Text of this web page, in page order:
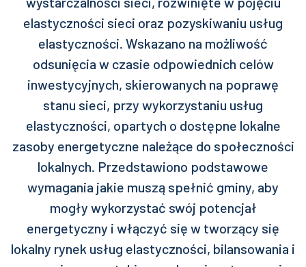
elastyczności sieci oraz pozyskiwaniu usług
elastyczności. Wskazano na możliwość
odsunięcia w czasie odpowiednich celów
inwestycyjnych, skierowanych na poprawę
stanu sieci, przy wykorzystaniu usług
elastyczności, opartych o dostępne lokalne
zasoby energetyczne należące do społeczności
lokalnych. Przedstawiono podstawowe
wymagania jakie muszą spełnić gminy, aby
mogły wykorzystać swój potencjał
energetyczny i włączyć się w tworzący się
lokalny rynek usług elastyczności, bilansowania i